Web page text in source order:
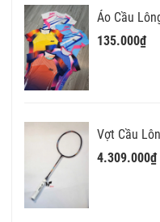
Áo Cầu
135.000₫
Vợt Cầu
4.309.000₫